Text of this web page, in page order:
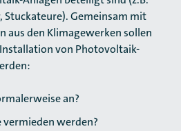
Stuckateure). Gemeinsam mit
aus den Klimagewerken sollen
von Photovoltaik-
an?
werden?